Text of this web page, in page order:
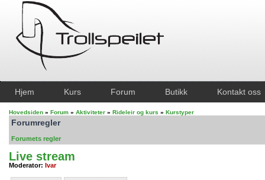
Hjem Kurs Forum Butikk Kontakt oss
Hovedsiden » Forum » Aktiviteter » Rideleir og kurs » Kurstyper
Forumregler
Forumets regler
Live stream
Moderator: Ivar